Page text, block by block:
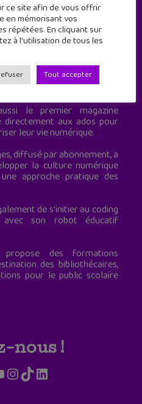
site de culture numérique
le premier magazine
directement aux ados pour
leur vie numérique.
diffusé par abonnement, a
la culture numérique
approche pratique des
de s'initier au coding
son robot éducatif
des formations
des bibliothécaires,
pour le public scolaire
nous !
Instagram
TikTokLinkedIn
ce site afin de vous offrir
en mémorisant vos
répétées. En cliquant sur
à l'utilisation de tous les
Tout accepter